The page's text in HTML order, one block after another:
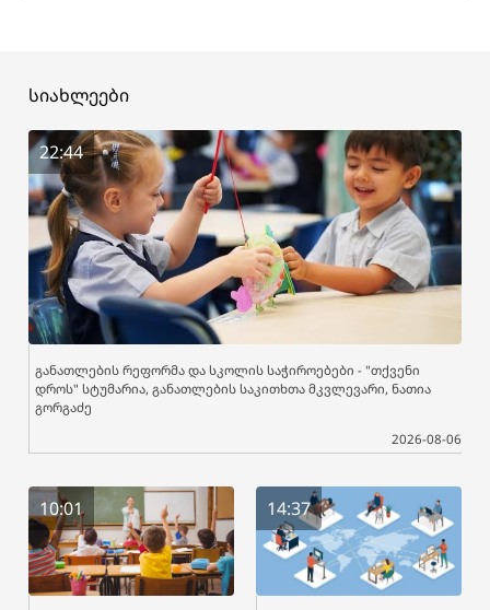
სიახლეები
22:44
განათლების რეფორმა და სკოლის საჭიროებები - "თქვენი
დროს" სტუმარია, განათლების საკითხთა მკვლევარი, ნათია
გორგაძე
2026-08-06
10:01 14:37